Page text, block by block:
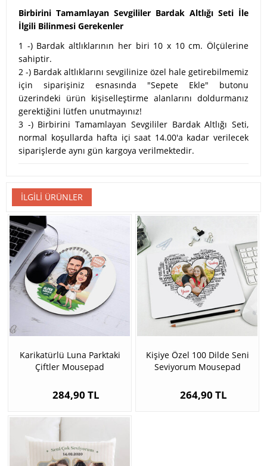
Birbirini Tamamlayan Sevgililer Bardak Altlığı Seti İle
İlgili Bilinmesi Gerekenler
1 -) Bardak altlıklarının her biri 10 x 10 cm. Ölçülerine
sahiptir.
2 -) Bardak altlıklarını sevgilinize özel hale getirebilmemiz
için siparişiniz esnasında "Sepete Ekle" butonu
üzerindeki ürün kişiselleştirme alanlarını doldurmanız
gerektiğini lütfen unutmayınız!
3 -) Birbirini Tamamlayan Sevgililer Bardak Altlığı Seti,
normal koşullarda hafta içi saat 14.00'a kadar verilecek
siparişlerde aynı gün kargoya verilmektedir.
İLGILI ÜRÜNLER
Karikatürlü Luna Parktaki
Çiftler Mousepad
284,90 TL
Kişiye Özel 100 Dilde Seni
Seviyorum Mousepad
264,90 TL